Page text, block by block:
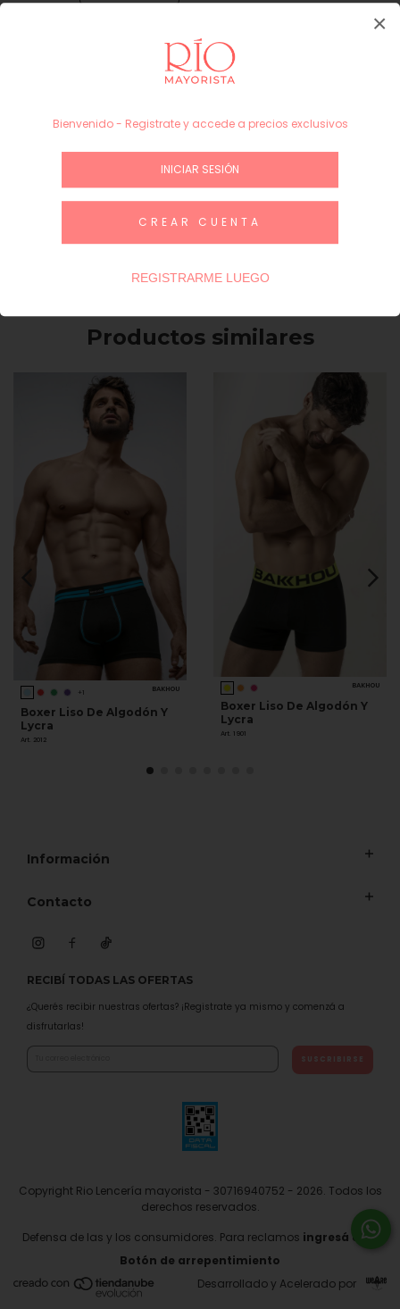
Guía de talles
Productos similares
+1 BAKHOU
Boxer Liso De Algodón Y
Lycra
Art. 2012
BAKHOU
Boxer Liso De Algodón Y
Lycra
Art. 1901
Información
Contacto
RECIBÍ TODAS LAS OFERTAS
¿Querés recibir nuestras ofertas? ¡Registrate ya mismo y comenzá a
disfrutarlas!
Copyright Rio Lencería mayorista - 30716940752 - 2026. Todos los
derechos reservados.
Defensa de las y los consumidores. Para reclamos ingresá acá.
Botón de arrepentimiento
Desarrollado y Acelerado por
Bienvenido - Registrate y accede a precios exclusivos
INICIAR SESIÓN
CREAR CUENTA
REGISTRARME LUEGO
×